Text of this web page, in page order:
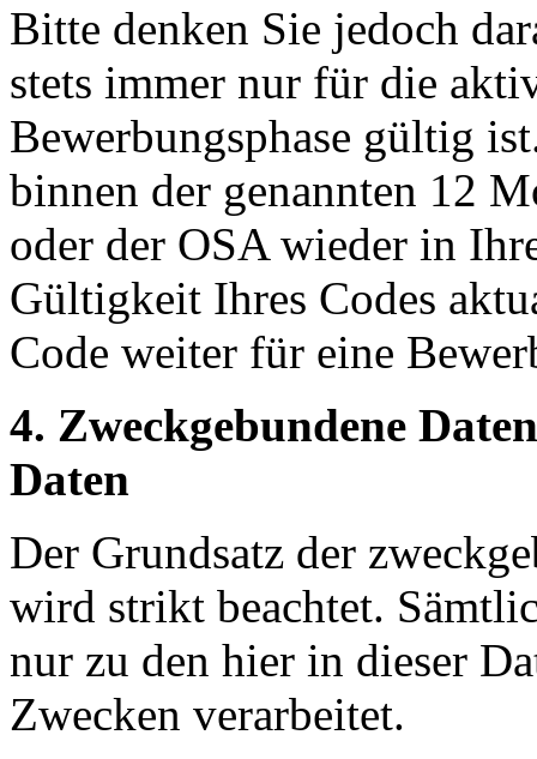
Bitte denken Sie jedoch
stets immer nur für die
Bewerbungsphase gültig
binnen der genannten 12
oder der OSA wieder in
Gültigkeit Ihres Codes
Code weiter für eine
4. Zweckgebundene
Daten
Der Grundsatz der
wird strikt beachtet.
nur zu den hier in dieser
Zwecken verarbeitet.